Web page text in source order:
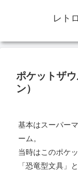
レト
ポケットザ
ン）
基本はスーパー
ーム。
当時はこのポケ
「恐竜型文具」